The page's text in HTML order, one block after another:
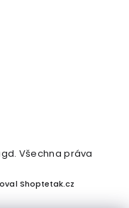
. Všechna práva
Shoptetak.cz